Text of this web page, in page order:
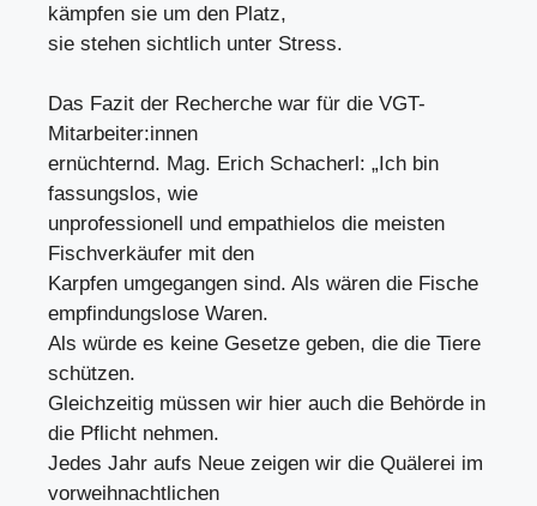
kämpfen sie um den Platz,
sie stehen sichtlich unter Stress.
Das Fazit der Recherche war für die VGT-
Mitarbeiter:innen
ernüchternd. Mag. Erich Schacherl: „Ich bin
fassungslos, wie
unprofessionell und empathielos die meisten
Fischverkäufer mit den
Karpfen umgegangen sind. Als wären die Fische
empfindungslose Waren.
Als würde es keine Gesetze geben, die die Tiere
schützen.
Gleichzeitig müssen wir hier auch die Behörde in
die Pflicht nehmen.
Jedes Jahr aufs Neue zeigen wir die Quälerei im
vorweihnachtlichen